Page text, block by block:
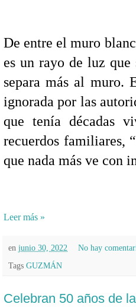
De entre el muro
es un rayo de luz
separa más al muro.
ignorada por las
que tenía décadas
recuerdos familiares,
que nada más ve con
Leer más »
en junio 30, 2022
No hay
Tags GUZMÁN
Celebran 50 años de